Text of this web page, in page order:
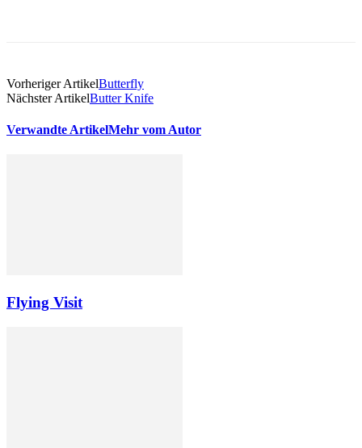
Vorheriger ArtikelButterfly
Nächster ArtikelButter Knife
Verwandte ArtikelMehr vom Autor
Flying Visit